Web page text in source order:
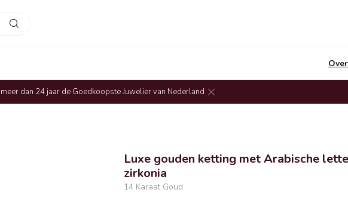
dan 24 jaar de Goedkoopste Juwelier van Nederland
Luxe gouden ketting met Arabische
zirkonia
14 Karaat Goud